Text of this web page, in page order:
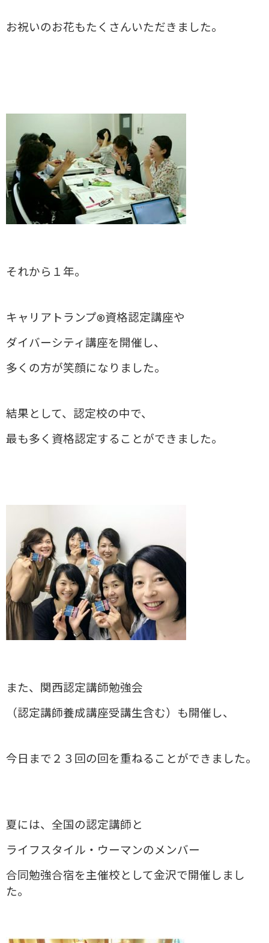
お祝いのお花もたくさんいただきました。
それから１年。
キャリアトランプ®資格認定講座や
ダイバーシティ講座を開催し、
多くの方が笑顔になりました。
結果として、認定校の中で、
最も多く資格認定することができました。
また、関西認定講師勉強会
（認定講師養成講座受講生含む）も開催し、
今日まで２３回の回を重ねることができました。
夏には、全国の認定講師と
ライフスタイル・ウーマンのメンバー
合同勉強合宿を主催校として金沢で開催しまし
た。